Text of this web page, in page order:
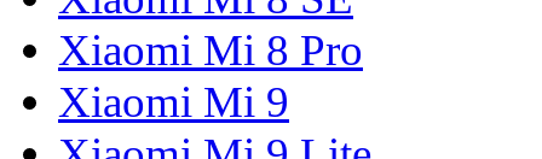
Xiaomi Mi 8 Pro
Xiaomi Mi 9